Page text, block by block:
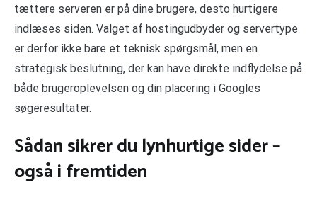
tættere serveren er på dine brugere, desto hurtigere
indlæses siden. Valget af hostingudbyder og servertype
er derfor ikke bare et teknisk spørgsmål, men en
strategisk beslutning, der kan have direkte indflydelse på
både brugeroplevelsen og din placering i Googles
søgeresultater.
Sådan sikrer du lynhurtige sider –
også i fremtiden